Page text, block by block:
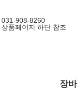
031-908-8260
상품페이지 하단 참조
장